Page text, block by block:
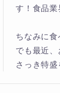
す！食品業
ちなみに食
でも最近、
さっき特